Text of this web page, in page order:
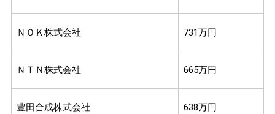
ＮＯＫ株式会社 731万円
ＮＴＮ株式会社 665万円
豊田合成株式会社 638万円